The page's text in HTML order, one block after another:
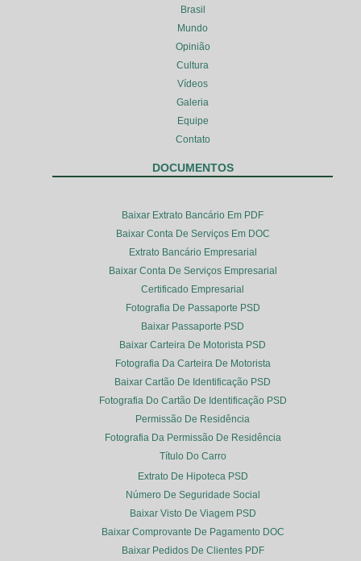
Brasil
Mundo
Opinião
Cultura
Vídeos
Galeria
Equipe
Contato
DOCUMENTOS
Baixar Extrato Bancário Em PDF
Baixar Conta De Serviços Em DOC
Extrato Bancário Empresarial
Baixar Conta De Serviços Empresarial
Certificado Empresarial
Fotografia De Passaporte PSD
Baixar Passaporte PSD
Baixar Carteira De Motorista PSD
Fotografia Da Carteira De Motorista
Baixar Cartão De Identificação PSD
Fotografia Do Cartão De Identificação PSD
Permissão De Residência
Fotografia Da Permissão De Residência
Título Do Carro
Extrato De Hipoteca PSD
Número De Seguridade Social
Baixar Visto De Viagem PSD
Baixar Comprovante De Pagamento DOC
Baixar Pedidos De Clientes PDF